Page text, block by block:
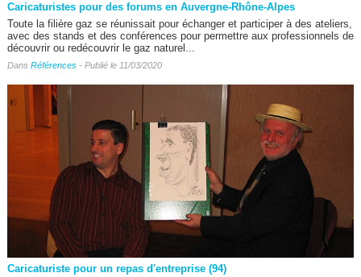
Caricaturistes pour des forums en Auvergne-Rhône-Alpes
Toute la filière gaz se réunissait pour échanger et participer à des ateliers,
avec des stands et des conférences pour permettre aux professionnels de
découvrir ou redécouvrir le gaz naturel...
Dans Références- Publié le 11/03/2020
Caricaturiste pour un repas d'entreprise (94)